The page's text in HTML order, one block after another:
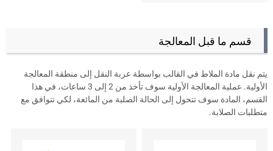
قسم ما قبل المعالجة
يتم نقل مادة الملاط في القالب بواسطة عربة النقل إلى منطقة المعالجة
الأولية. عملية المعالجة الأولية سوف تأخذ من 2 إلى 3 ساعات، في هذا
القسم، المادة سوف تتحول إلى الحالة الصلبة من المائعة، لكي تتوافق مع
متطلبات الصلابة.